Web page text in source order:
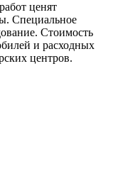
ценят
Специальное
Стоимость
и расходных
центров.